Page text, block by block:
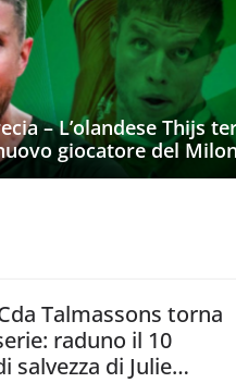
– L’olandese Thijs
giocatore del
Talmassons torna
raduno il 10
salvezza di Julie